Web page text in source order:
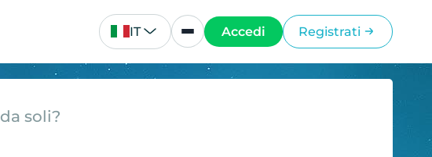
IT Accedi Registrati
soli?